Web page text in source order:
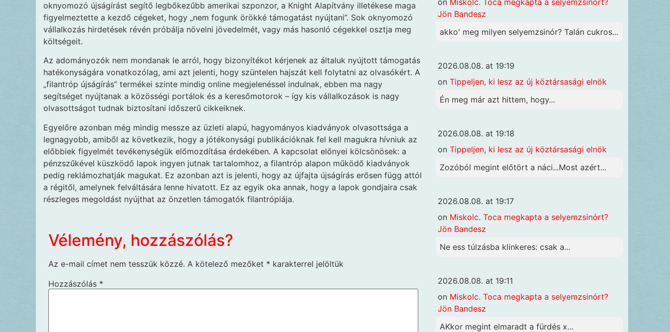
oknyomozó újságírást segítő legbőkezűbb amerikai szponzor, a Knight Alapítvány illetékese maga
figyelmeztette a kezdő cégeket, hogy „nem fogunk örökké támogatást nyújtani”. Sok oknyomozó
vállalkozás hirdetések révén próbálja növelni jövedelmét, vagy más hasonló cégekkel osztja meg
költségeit.
Az adományozók nem mondanak le arról, hogy bizonyítékot kérjenek az általuk nyújtott támogatás
hatékonyságára vonatkozólag, ami azt jelenti, hogy szüntelen hajszát kell folytatni az olvasókért. A
„filantróp újságírás” termékei szinte mindig online megjelenéssel indulnak, ebben ma nagy
segítséget nyújtanak a közösségi portálok és a keresőmotorok – így kis vállalkozások is nagy
olvasottságot tudnak biztosítani időszerű cikkeiknek.
Egyelőre azonban még mindig messze az üzleti alapú, hagyományos kiadványok olvasottsága a
legnagyobb, amiből az következik, hogy a jótékonysági publikációknak fel kell magukra hívniuk az
előbbiek figyelmét tevékenységük előmozdítása érdekében. A kapcsolat előnyei kölcsönösek: a
pénzszűkével küszködő lapok ingyen jutnak tartalomhoz, a filantróp alapon működő kiadványok
pedig reklámozhatják magukat. Ez azonban azt is jelenti, hogy az újfajta újságírás erősen függ attól
a régitől, amelynek felváltására lenne hivatott. Ez az egyik oka annak, hogy a lapok gondjaira csak
részleges megoldást nyújthat az önzetlen támogatók filantrópiája.
Vélemény, hozzászólás?
Az e-mail címet nem tesszük közzé. A kötelező mezőket * karakterrel jelöltük
Hozzászólás *
Jön Bandesz
akko' meg milyen selyemzsinór? Talán cukros...
2026.08.08. at 19:19
on Tippeljen, ki lesz az új köztársasági elnök
Én meg már azt hittem, hogy...
2026.08.08. at 19:18
on Tippeljen, ki lesz az új köztársasági elnök
Zozóból megint előtört a náci...Most azért...
2026.08.08. at 19:17
on Miskolc. Toca megkapta a selyemzsinórt?
Jön Bandesz
Ne ess túlzásba klinkeres: csak a...
2026.08.08. at 19:11
on Miskolc. Toca megkapta a selyemzsinórt?
Jön Bandesz
AKkor megint elmaradt a fürdés x...